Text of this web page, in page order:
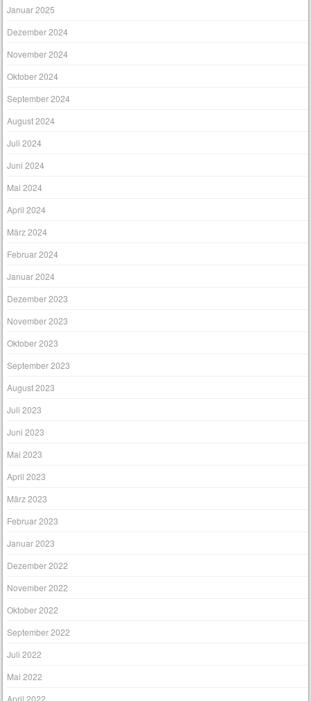
Januar 2025
Dezember 2024
November 2024
Oktober 2024
September 2024
August 2024
Juli 2024
Juni 2024
Mai 2024
April 2024
März 2024
Februar 2024
Januar 2024
Dezember 2023
November 2023
Oktober 2023
September 2023
August 2023
Juli 2023
Juni 2023
Mai 2023
April 2023
März 2023
Februar 2023
Januar 2023
Dezember 2022
November 2022
Oktober 2022
September 2022
Juli 2022
Mai 2022